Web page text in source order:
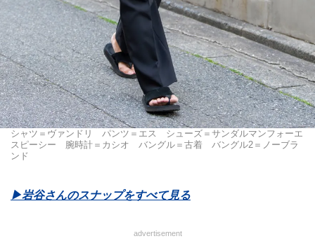
シャツ＝ヴァンドリ パンツ＝エス シューズ＝サンダルマンフォーエ
スピーシー 腕時計＝カシオ バングル＝古着 バングル2＝ノーブラ
ンド
▶︎岩谷さんのスナップをすべて見る
advertisement